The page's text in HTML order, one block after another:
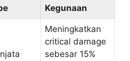
Kegunaan
Meningkatkan
critical damage
sebesar 15%